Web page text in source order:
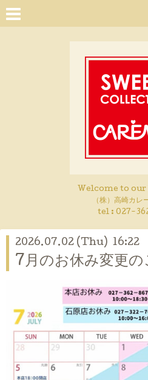
Welcome to our
（株）高崎カ
tel : 027-
2026.07.02 (Thu) 16:22
7月のお休み変更の